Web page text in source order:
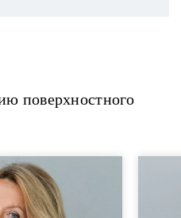
поверхностного